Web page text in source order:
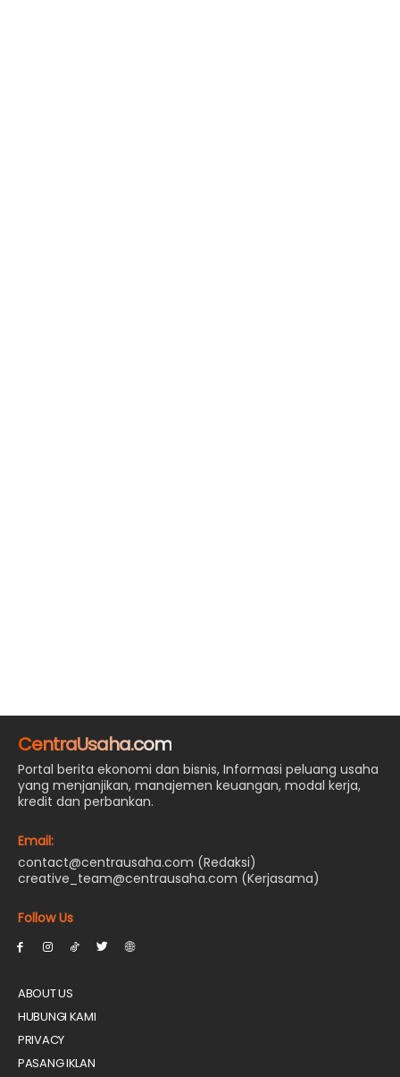
CentraUsaha.com
Portal berita ekonomi dan bisnis, Informasi peluang usaha
yang menjanjikan, manajemen keuangan, modal kerja,
kredit dan perbankan.
Email:
contact@centrausaha.com (Redaksi)
creative_team@centrausaha.com (Kerjasama)
Follow Us
ABOUT US
HUBUNGI KAMI
PRIVACY
PASANG IKLAN